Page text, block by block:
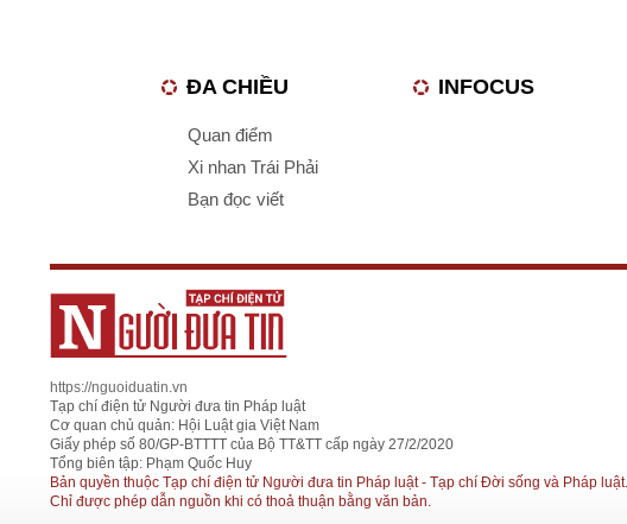
ĐA CHIỀU
Quan điểm
Xi nhan Trái Phải
Bạn đọc viết
INFOCUS
https://nguoiduatin.vn
Tạp chí điện tử Người đưa tin Pháp luật
Cơ quan chủ quản: Hội Luật gia Việt Nam
Giấy phép số 80/GP-BTTTT của Bộ TT&TT cấp ngày 27/2/2020
Tổng biên tập: Phạm Quốc Huy
Bản quyền thuộc Tạp chí điện tử Người đưa tin Pháp luật - Tạp chí Đời sống và Pháp luật.
Chỉ được phép dẫn nguồn khi có thoả thuận bằng văn bản.